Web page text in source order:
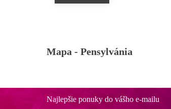
Mapa - Pensylvánia
Najlepšie ponuky do vášho e-mailu